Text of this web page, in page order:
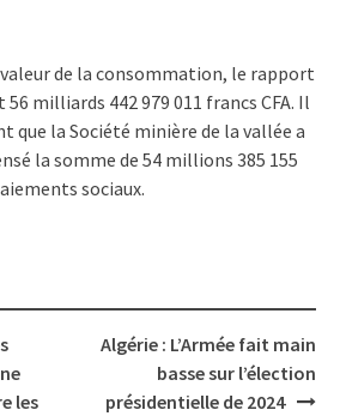
valeur de la consommation, le rapport
milliards 442 979 011 francs CFA. Il
que la Société minière de la vallée a
la somme de 54 millions 385 155
sociaux.
les
Algérie : L’Armée fait main
basse sur l’élection
présidentielle de 2024